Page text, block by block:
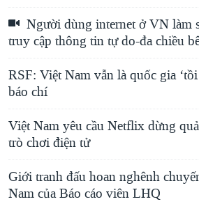
Người dùng internet ở VN làm
truy cập thông tin tự do-đa chiều
RSF: Việt Nam vẫn là quốc gia
báo chí
Việt Nam yêu cầu Netflix dừng
trò chơi điện tử
Giới tranh đấu hoan nghênh
Nam của Báo cáo viên LHQ